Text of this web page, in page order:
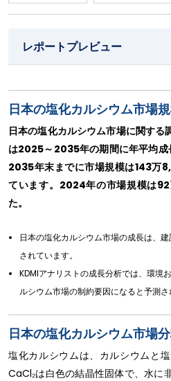
レポートプレビュー
日本の塩化カルシウム市場
日本の塩化カルシウム市場に関する
は2025～2035年の期間に年平均成
2035年末までに市場規模は143万
ています。2024年の市場規模は
た。
日本の塩化カルシウム市場の成長は、
されています。
KDMIアナリストの成長分析では、環境
ルシウム市場の制約要因になると予測さ
日本の塩化カルシウム市場
塩化カルシウムは、カルシウムと
CaCl₂は白色の結晶性固体で、水に